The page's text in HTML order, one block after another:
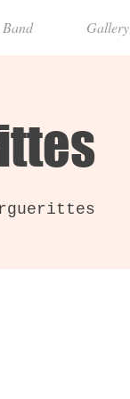
Band Gallery